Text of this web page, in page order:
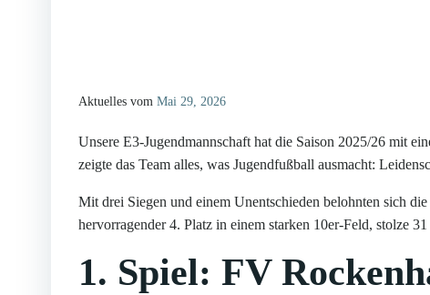
Aktuelles vom Mai 29, 2026
Unsere E3-Jugendmannschaft hat die Saison 2025/26 mit
zeigte das Team alles, was Jugendfußball ausmacht:
Mit drei Siegen und einem Unentschieden belohnten sich
hervorragender 4. Platz in einem starken 10er-Feld, stolze
1. Spiel: FV